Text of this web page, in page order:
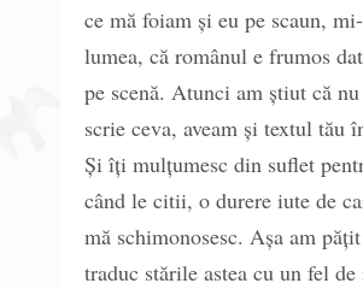
ce mă foiam și eu pe scaun,
lumea, că românul e frumos
pe scenă. Atunci am știut că
scrie ceva, aveam și textul tău
Și îți mulțumesc din suflet
când le citii, o durere iute de
mă schimonosesc. Așa am
traduc stările astea cu un fel